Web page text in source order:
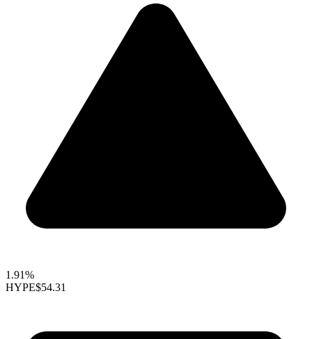
1.91%
HYPE$54.31